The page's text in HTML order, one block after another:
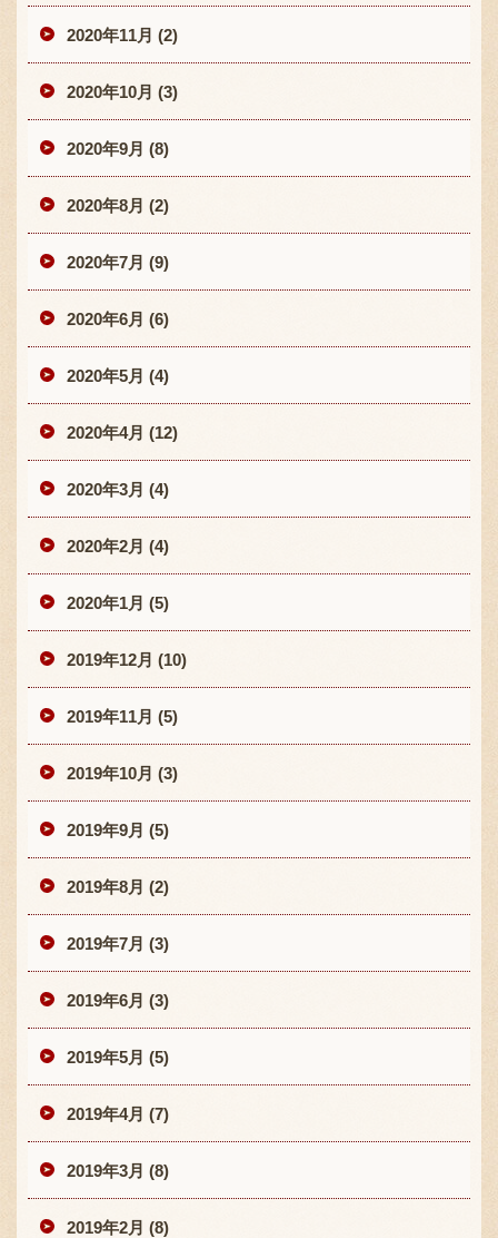
2020年11月 (2)
2020年10月 (3)
2020年9月 (8)
2020年8月 (2)
2020年7月 (9)
2020年6月 (6)
2020年5月 (4)
2020年4月 (12)
2020年3月 (4)
2020年2月 (4)
2020年1月 (5)
2019年12月 (10)
2019年11月 (5)
2019年10月 (3)
2019年9月 (5)
2019年8月 (2)
2019年7月 (3)
2019年6月 (3)
2019年5月 (5)
2019年4月 (7)
2019年3月 (8)
2019年2月 (8)